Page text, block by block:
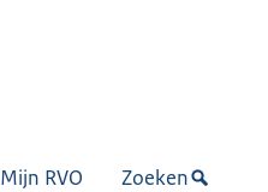
Mijn RVO Zoeken